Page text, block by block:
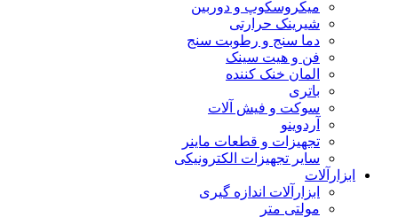
میکروسکوپ و دوربین
شیرینک حرارتی
دما سنج و رطوبت سنج
فن و هیت سینک
المان خنک کننده
باتری
سوکت و فیش آلات
آردوینو
تجهیزات و قطعات ماینر
سایر تجهیزات الکترونیکی
ابزارآلات
ابزارآلات اندازه گیری
مولتی متر